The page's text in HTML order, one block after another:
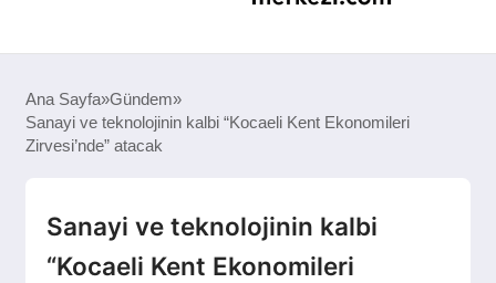
ANASAYFA
Ana Sayfa Gündem
Sanayi ve teknolojinin kalbi “Kocaeli Kent Ekonomileri
Zirvesi’nde” atacak
Sanayi ve teknolojinin kalbi
“Kocaeli Kent Ekonomileri